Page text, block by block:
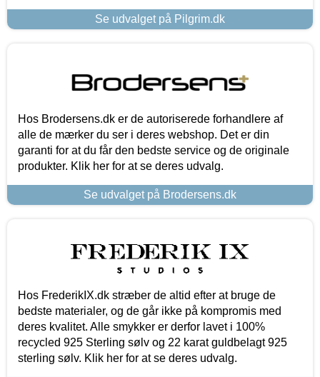
Se udvalget på Pilgrim.dk
Hos Brodersens.dk er de autoriserede forhandlere af
alle de mærker du ser i deres webshop. Det er din
garanti for at du får den bedste service og de originale
produkter. Klik her for at se deres udvalg.
Se udvalget på Brodersens.dk
Hos FrederikIX.dk stræber de altid efter at bruge de
bedste materialer, og de går ikke på kompromis med
deres kvalitet. Alle smykker er derfor lavet i 100%
recycled 925 Sterling sølv og 22 karat guldbelagt 925
sterling sølv. Klik her for at se deres udvalg.